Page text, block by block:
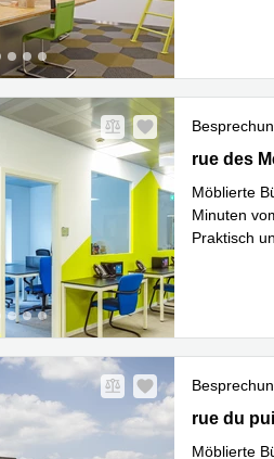
8 rue des
rue des
Möblierte
Minuten
Praktisch
21 rue du
rue du
Möblierte